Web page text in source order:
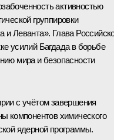
активностью
группировки
и Леванта». Глава
усилий Багдада в борьбе
мира и безопасности
с учётом завершения
компонентов химического
ядерной программы.